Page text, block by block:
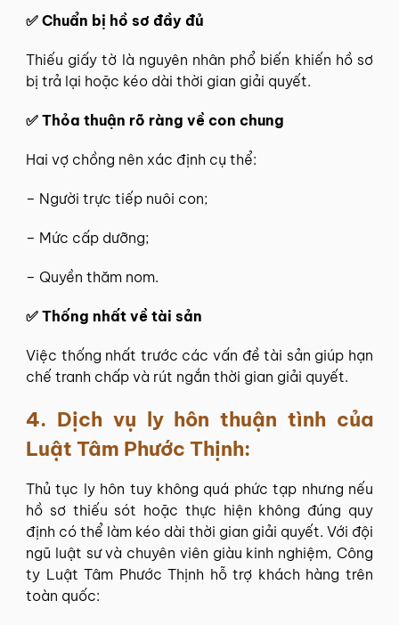
✅ Chuẩn bị hồ sơ đầy đủ
Thiếu giấy tờ là nguyên nhân phổ biến khiến hồ sơ
bị trả lại hoặc kéo dài thời gian giải quyết.
✅ Thỏa thuận rõ ràng về con chung
Hai vợ chồng nên xác định cụ thể:
– Người trực tiếp nuôi con;
– Mức cấp dưỡng;
– Quyền thăm nom.
✅ Thống nhất về tài sản
Việc thống nhất trước các vấn đề tài sản giúp hạn
chế tranh chấp và rút ngắn thời gian giải quyết.
4. Dịch vụ ly hôn thuận tình của
Luật Tâm Phước Thịnh:
Thủ tục ly hôn tuy không quá phức tạp nhưng nếu
hồ sơ thiếu sót hoặc thực hiện không đúng quy
định có thể làm kéo dài thời gian giải quyết. Với đội
ngũ luật sư và chuyên viên giàu kinh nghiệm, Công
ty Luật Tâm Phước Thịnh hỗ trợ khách hàng trên
toàn quốc: